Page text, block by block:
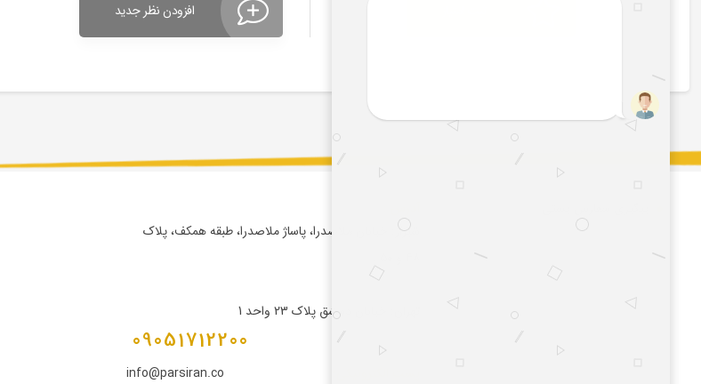
افزودن نظر جدید
شیراز: خیابان ملاصدرا، پاساژ ملاصدرا، طبقه همکف، پلاک
تهران: خیابان دمشق پلاک 23 واحد 1
09051712200
info@parsiran.co